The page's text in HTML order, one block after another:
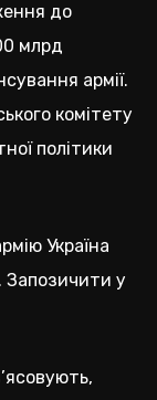
до
млрд
армії.
комітету
політики
Україна
у